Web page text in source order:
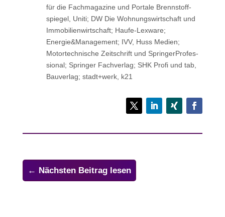
für die Fach­ma­ga­zine und Portale Brenn­stoff­
spie­gel, Uniti; DW Die Woh­nungs­wirt­schaft und
Immo­bi­li­en­wirt­schaft; Haufe-Lexware;
Energie&Management; IVV, Huss Medien;
Motor­tech­ni­sche Zeit­schrift und Sprin­ger­Pro­fes­
sio­nal; Sprin­ger Fachverlag; SHK Profi und tab,
Bau­ver­lag; stadt+werk, k21
← Nächsten Beitrag lesen